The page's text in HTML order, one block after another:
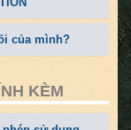
của mình?
KÈM